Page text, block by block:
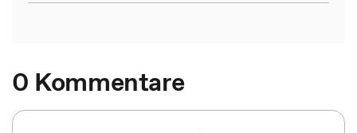
0 Kommentare